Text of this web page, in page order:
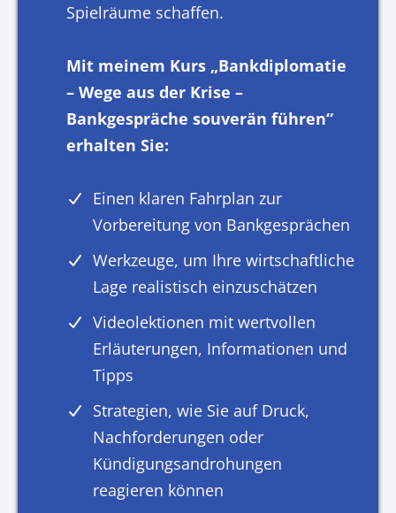
Spielräume schaffen.
Mit meinem Kurs „Bankdiplomatie
– Wege aus der Krise –
Bankgespräche souverän führen“
erhalten Sie:
Einen klaren Fahrplan zur
Vorbereitung von Bankgesprächen
Werkzeuge, um Ihre wirtschaftliche
Lage realistisch einzuschätzen
Videolektionen mit wertvollen
Erläuterungen, Informationen und
Tipps
Strategien, wie Sie auf Druck,
Nachforderungen oder
Kündigungsandrohungen
reagieren können